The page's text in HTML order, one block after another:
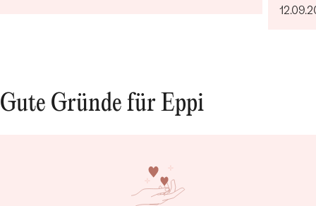
Gute Gründe für Eppi